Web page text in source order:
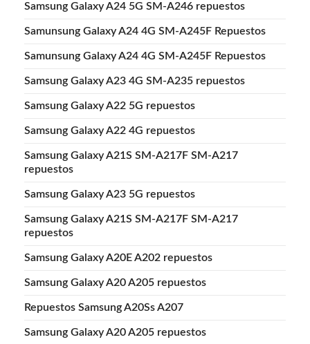
Samsung Galaxy A24 5G SM-A246 repuestos
Samunsung Galaxy A24 4G SM-A245F Repuestos
Samunsung Galaxy A24 4G SM-A245F Repuestos
Samsung Galaxy A23 4G SM-A235 repuestos
Samsung Galaxy A22 5G repuestos
Samsung Galaxy A22 4G repuestos
Samsung Galaxy A21S SM-A217F SM-A217
repuestos
Samsung Galaxy A23 5G repuestos
Samsung Galaxy A21S SM-A217F SM-A217
repuestos
Samsung Galaxy A20E A202 repuestos
Samsung Galaxy A20 A205 repuestos
Repuestos Samsung A20Ss A207
Samsung Galaxy A20 A205 repuestos